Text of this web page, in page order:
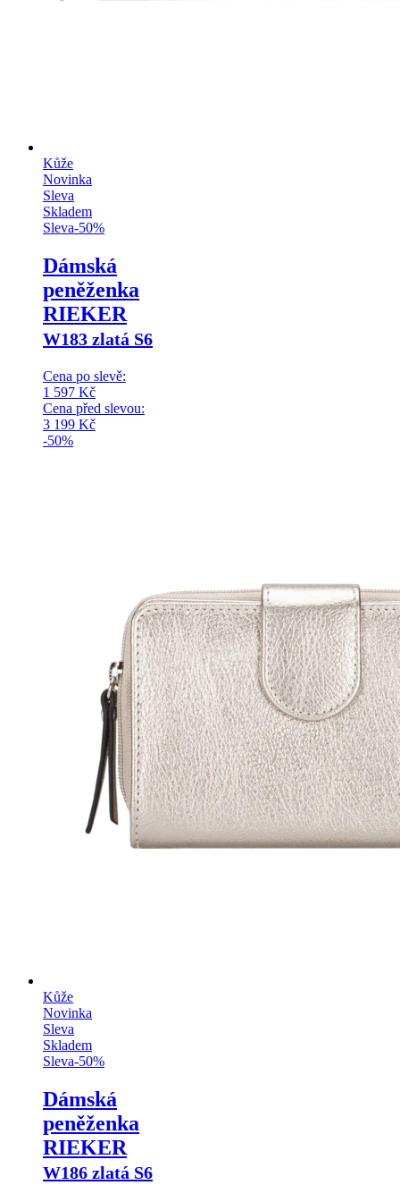
Kůže
Novinka
Sleva
Skladem
Sleva-50%
Dámská
peněženka
RIEKER
W183 zlatá S6
Cena po slevě:
1 597 Kč
Cena před slevou:
3 199 Kč
-50%
Kůže
Novinka
Sleva
Skladem
Sleva-50%
Dámská
peněženka
RIEKER
W186 zlatá S6